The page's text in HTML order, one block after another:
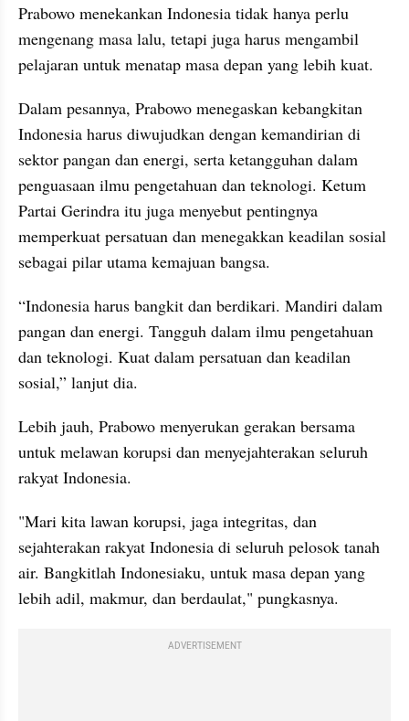
Prabowo menekankan Indonesia tidak hanya perlu
mengenang masa lalu, tetapi juga harus mengambil
pelajaran untuk menatap masa depan yang lebih kuat.
Dalam pesannya, Prabowo menegaskan kebangkitan
Indonesia harus diwujudkan dengan kemandirian di
sektor pangan dan energi, serta ketangguhan dalam
penguasaan ilmu pengetahuan dan teknologi. Ketum
Partai Gerindra itu juga menyebut pentingnya
memperkuat persatuan dan menegakkan keadilan sosial
sebagai pilar utama kemajuan bangsa.
“Indonesia harus bangkit dan berdikari. Mandiri dalam
pangan dan energi. Tangguh dalam ilmu pengetahuan
dan teknologi. Kuat dalam persatuan dan keadilan
sosial,” lanjut dia.
Lebih jauh, Prabowo menyerukan gerakan bersama
untuk melawan korupsi dan menyejahterakan seluruh
rakyat Indonesia.
"Mari kita lawan korupsi, jaga integritas, dan
sejahterakan rakyat Indonesia di seluruh pelosok tanah
air. Bangkitlah Indonesiaku, untuk masa depan yang
lebih adil, makmur, dan berdaulat," pungkasnya.
ADVERTISEMENT